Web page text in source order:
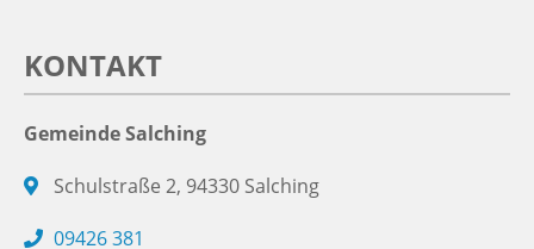
KONTAKT
Gemeinde Salching
Schulstraße 2, 94330 Salching
09426 381